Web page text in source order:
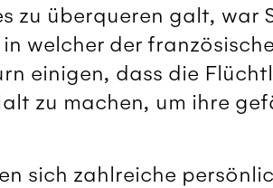
zu überqueren galt, war
welcher der
einigen, dass die
zu machen, um ihre
sich zahlreiche